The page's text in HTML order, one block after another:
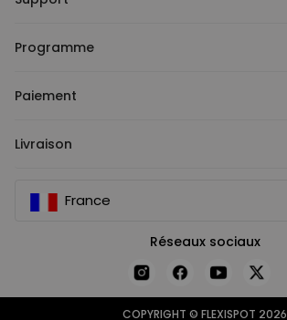
Programme
Paiement
Livraison
France
Réseaux sociaux
COPYRIGHT © FLEXISPOT 2026